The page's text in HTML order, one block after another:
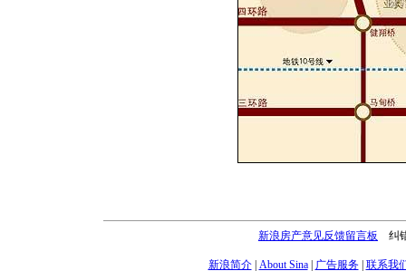
新浪房产意见反馈留言板 纠
新浪简介| About Sina| 广告服务| 联系我